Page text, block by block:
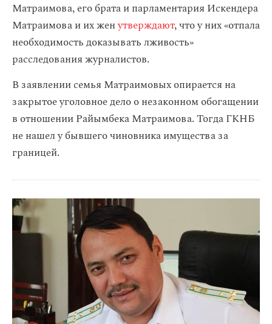
Матраимова, его брата и парламентария Искендера
Матраимова и их женутверждают, что у них «отпала
необходимость доказывать лживость»
расследования журналистов.
В заявлении семья Матраимовых опирается на
закрытое уголовное дело о незаконном обогащении
в отношении Райымбека Матраимова. Тогда ГКНБ
не нашел у бывшего чиновника имущества за
границей.